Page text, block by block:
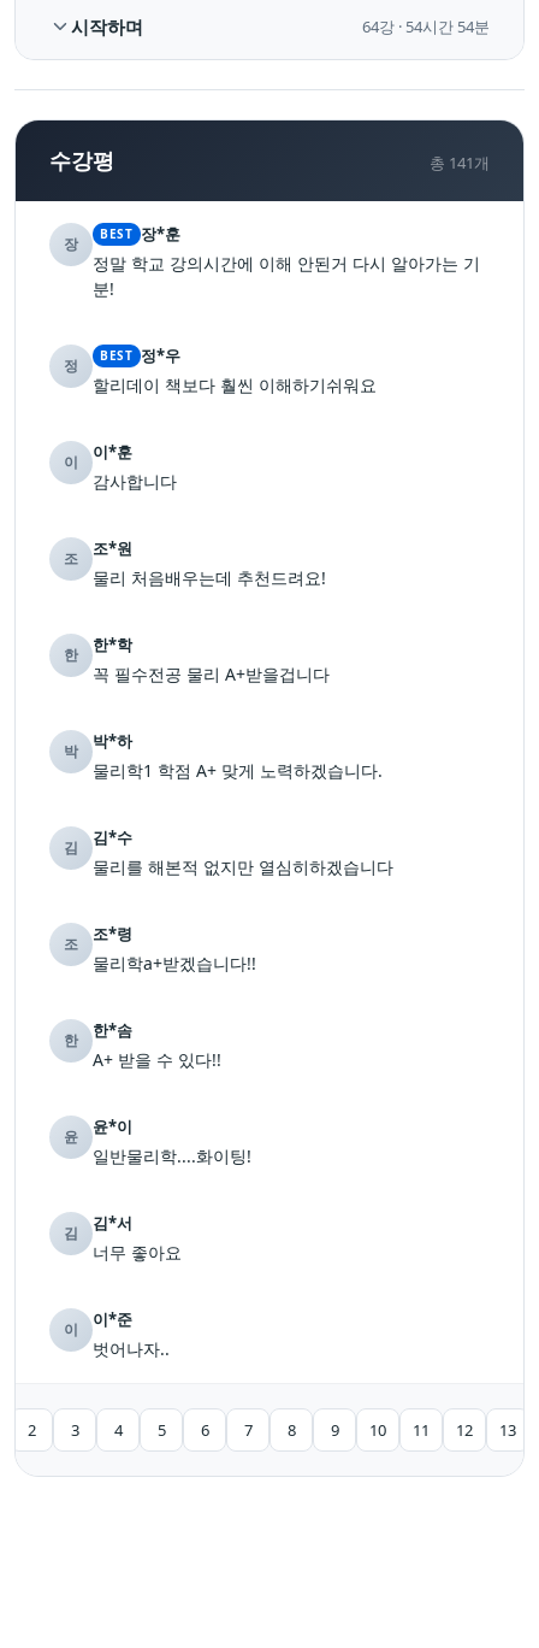
시작하며 64강 · 54시간 54분
수강평 총 141개
장 BEST 장*훈
정말 학교 강의시간에 이해 안된거 다시 알아가는 기
분!
정 BEST 정*우
할리데이 책보다 훨씬 이해하기쉬워요
이 이*훈
감사합니다
조 조*원
물리 처음배우는데 추천드려요!
한 한*학
꼭 필수전공 물리 A+받을겁니다
박 박*하
물리학1 학점 A+ 맞게 노력하겠습니다.
김 김*수
물리를 해본적 없지만 열심히하겠습니다
조 조*령
물리학a+받겠습니다!!
한 한*솜
A+ 받을 수 있다!!
윤 윤*이
일반물리학....화이팅!
김 김*서
너무 좋아요
이 이*준
벗어나자..
2 3 4 5 6 7 8 9 10 11 12 13